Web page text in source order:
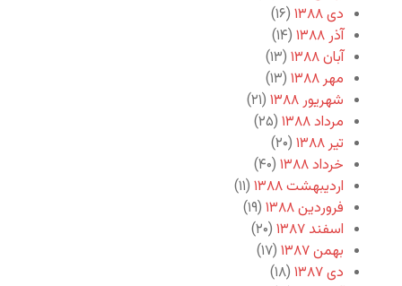
دی ۱۳۸۸
(۱۶)
آذر ۱۳۸۸
(۱۴)
آبان ۱۳۸۸
(۱۳)
مهر ۱۳۸۸
(۱۳)
شهریور ۱۳۸۸
(۲۱)
مرداد ۱۳۸۸
(۲۵)
تیر ۱۳۸۸
(۲۰)
خرداد ۱۳۸۸
(۴۰)
اردیبهشت ۱۳۸۸
(۱۱)
فروردین ۱۳۸۸
(۱۹)
اسفند ۱۳۸۷
(۲۰)
بهمن ۱۳۸۷
(۱۷)
دی ۱۳۸۷
(۱۸)